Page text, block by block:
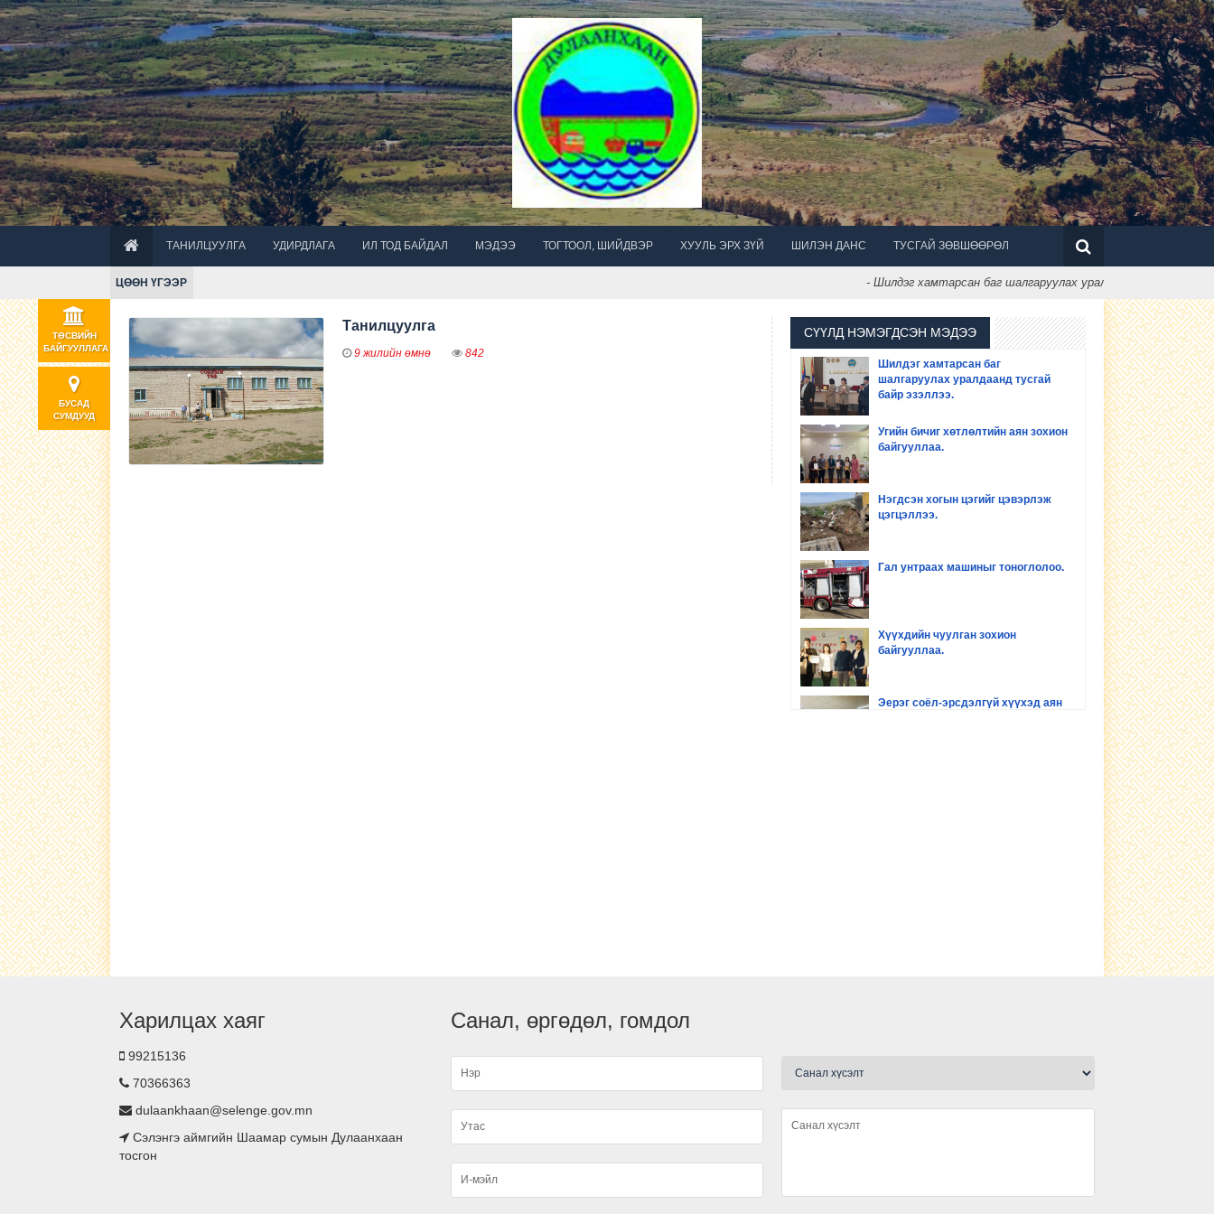
ТАНИЛЦУУЛГА УДИРДЛАГА ИЛ ТОД БАЙДАЛ МЭДЭЭ ТОГТООЛ, ШИЙДВЭР ХУУЛЬ ЭРХ ЗҮЙ ШИЛЭН ДАНС ТУСГАЙ ЗӨВШӨӨРӨЛ
ЦӨӨН ҮГЭЭР - Шилдэг хамтарсан баг шалгаруулах уралдаанд тусгай байр
БУСАД
СУМДУУД
ТӨСВИЙН
БАЙГУУЛЛАГА
Танилцуулга
9 жилийн өмнө 842
СҮҮЛД НЭМЭГДСЭН МЭДЭЭ
Шилдэг хамтарсан баг
шалгаруулах уралдаанд тусгай
байр эзэллээ.
Угийн бичиг хөтлөлтийн аян зохион
байгууллаа.
Нэгдсэн хогын цэгийг цэвэрлэж
цэгцэллээ.
Гал унтраах машиныг тоноглолоо.
Хүүхдийн чуулган зохион
байгууллаа.
Эерэг соёл-эрсдэлгүй хүүхэд аян
Харилцах хаяг
99215136
70366363
dulaankhaan@selenge.gov.mn
Сэлэнгэ аймгийн Шаамар сумын Дулаанхаан
тосгон
Санал, өргөдөл, гомдол